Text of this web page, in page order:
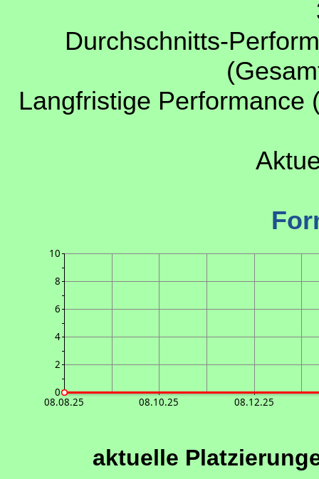
Durchschnitts-
Langfristige Performance
10
8
6
4
2
0
08.08.25 08.10.25 08.12.25
aktuelle